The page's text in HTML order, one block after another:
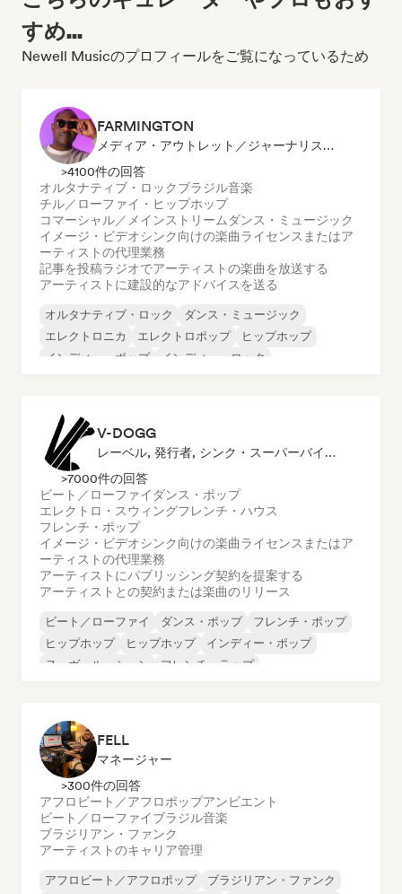
すめ...
Newell Musicのプロフィールをご覧になっているため
FARMINGTON
メディア・アウトレット／ジャーナリスト, メンター, ラジオ局, シンク・スーパーバイザー
>4100件の回答
オルタナティブ・ロックブラジル音楽
チル／ローファイ・ヒップホップ
コマーシャル／メインストリーム ダンス・ミュージック
イメージ・ビデオシンク向けの楽曲ライセンスまたはア
ーティストの代理業務
記事を投稿ラジオでアーティストの楽曲を放送する
アーティストに建設的なアドバイスを送る
オルタナティブ・ロック
ダンス・ミュージック
エレクトロニカ
エレクトロポップ
ヒップホップ
インディー・ポップ
インディー・ロック
V-DOGG
レーベル, 発行者, シンク・スーパーバイザー
>7000件の回答
ビート／ローファイ ダンス・ポップ
エレクトロ・スウィングフレンチ・ハウス
フレンチ・ポップ
イメージ・ビデオシンク向けの楽曲ライセンスまたはア
ーティストの代理業務
アーティストにパブリッシング契約を提案する
アーティストとの契約または楽曲のリリース
ビート／ローファイ ダンス・ポップ
フレンチ・ポップ
ヒップホップ
ヒップホップ
インディー・ポップ
ヌーヴェル・シーン
フレンチ・ラップ
FELL
マネージャー
>300件の回答
アフロビート／アフロポップアンビエント
ビート／ローファイブラジル音楽
ブラジリアン・ファンク
アーティストのキャリア管理
アフロビート／アフロポップ
ブラジリアン・ファンク